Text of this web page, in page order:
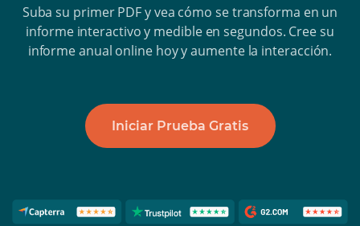
Suba su primer PDF y vea cómo se transforma en un
informe interactivo y medible en segundos. Cree su
informe anual online hoy y aumente la interacción.
Iniciar Prueba Gratis